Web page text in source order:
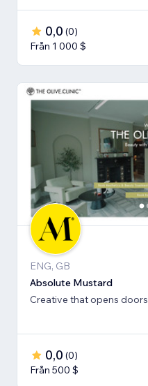
0,0 (0)
Från 1 000 $
ENG, GB
Absolute Mustard
Creative that opens doors
0,0 (0)
Från 500 $